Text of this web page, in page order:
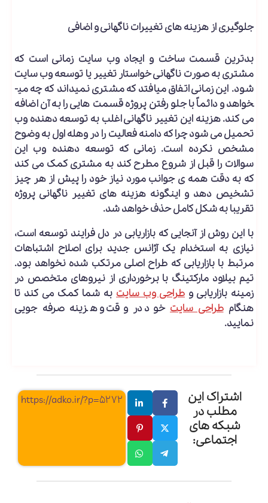
جلوگیری از هزینه­ های تغییرات ناگهانی و اضافی
بدترین قسمت ساخت و ایجاد وب سایت زمانی است که
مشتری به صورت ناگهانی خواستار تغییر یا توسعه وب سایت
شود. این زمانی اتفاق می­افتد که مشتری نمی­داند که چه می­
خواهد و دائماً با جلو رفتن پروژه قسمت هایی را به آن اضافه
می­ کند. هزینه این تغییر ناگهانی اغلب به توسعه دهنده وب
تحمیل می ­شود چرا که دامنه فعالیت را در وهله اول به وضوح
مشخص نکرده است. زمانی که توسعه­ دهنده وب این
سوالات را قبل از شروع مطرح کند به مشتری کمک می­ کند
که به دقت همه ­ی جوانب مورد نیاز خود را پیش از هر چیز
تشخیص دهد و اینگونه هزینه­ های تغییر ناگهانی پروژه
تقریبا به شکل کامل حذف خواهد شد.
با این روش از آنجایی که بازاریابی در دل فرایند توسعه است،
نیازی به استخدام یک آژانس جدید برای اصلاح اشتباهات
مرتبط با بازاریابی که طراح اصلی مرتکب شده نخواهد بود.
تیم بیلاود مارکتینگ با برخورداری از نیروهای متخصص در
زمینه بازاریابی وطراحی وب سایت به شما کمک می کند تا
هنگامطراحی سایتخود در وقت و هزینه صرفه جویی
نمایید.
اشتراک این
مطلب در
شبکه های
اجتماعی:
https://adko.ir/?p=5272